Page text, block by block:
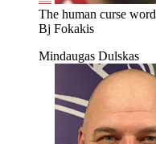
The human curse word
Bj Fokakis
Mindaugas Dulskas